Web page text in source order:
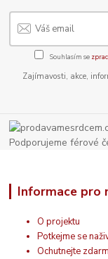
Souhlasím se
Zajímavosti, akce,
Informace pro
O projektu
Potkejme se
Ochutnejte